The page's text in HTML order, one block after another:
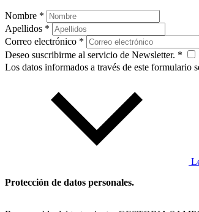
Nombre *
Apellidos *
Correo electrónico *
Deseo suscribirme al servicio de Newsletter. *
Los datos informados a través de este
Protección de datos personales.